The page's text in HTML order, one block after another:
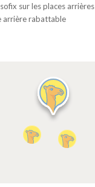
sur les places arrières
arrière rabattable